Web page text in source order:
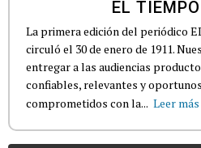
EL
La primera edición del periódico
circuló el 30 de enero de 1911.
entregar a las audiencias
confiables, relevantes y
comprometidos con la... Leer más